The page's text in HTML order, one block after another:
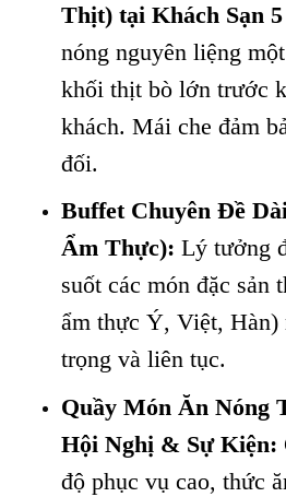
Thịt) tại Khách Sạn 5
nóng nguyên liệng
khối thịt bò lớn trước
khách. Mái che đảm
đối.
Buffet Chuyên Đề
Ẩm Thực): Lý tưởng
suốt các món đặc sản
ẩm thực Ý, Việt, Hàn)
trọng và liên tục.
Quầy Món Ăn Nóng
Hội Nghị & Sự Kiện:
độ phục vụ cao, thức